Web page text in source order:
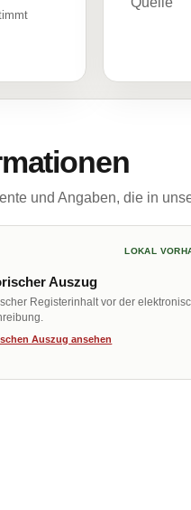
und Angaben, die in
LOKAL
Auszug
Registerinhalt vor der
Auszug ansehen